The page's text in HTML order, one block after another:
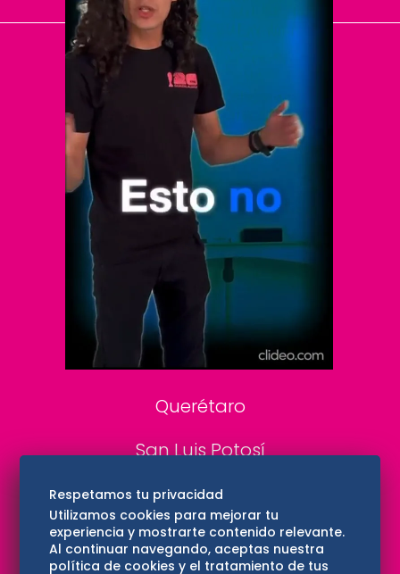
El Universal
Vive USA
Clase
De 10 sports
DeDinero
Confabulario
Aviso Oportuno
Consultas
Querétaro
San Luis Potosí
Edomex
Consultas
Respetamos tu privacidad
Utilizamos cookies para mejorar tu
experiencia y mostrarte contenido relevante.
Al continuar navegando, aceptas nuestra
política de cookies y el tratamiento de tus